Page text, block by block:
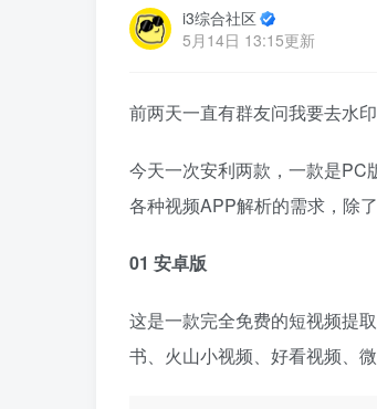
i3综合社区
5月14日 13:15更新
前两天一直有群友问我要去水
今天一次安利两款，一款是PC
各种视频APP解析的需求，除
01 安卓版
这是一款完全免费的短视频提
书、火山小视频、好看视频、